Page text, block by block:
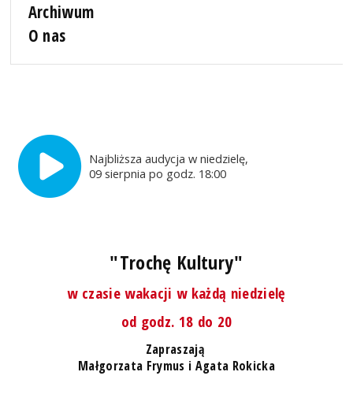
Archiwum
O nas
Najbliższa audycja w niedzielę,
09 sierpnia po godz. 18:00
"Trochę Kultury"
w czasie wakacji w każdą niedzielę
od godz. 18 do 20
Zapraszają
Małgorzata Frymus i Agata Rokicka